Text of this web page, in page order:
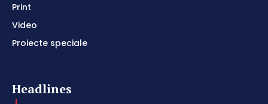
Print
Video
Proiecte speciale
Headlines